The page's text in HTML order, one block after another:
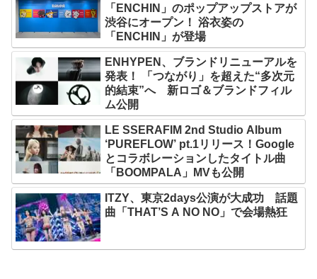
「ENCHIN」のポップアップストアが
渋谷にオープン！ 浴衣姿の
「ENCHIN」が登場
ENHYPEN、ブランドリニューアルを
発表！ 「つながり」を超えた“多次元
的結束”へ 新ロゴ＆ブランドフィル
ム公開
LE SSERAFIM 2nd Studio Album
‘PUREFLOW’ pt.1リリース！Google
とコラボレーションしたタイトル曲
「BOOMPALA」MVも公開
ITZY、東京2days公演が大成功 話題
曲「THAT’S A NO NO」で会場熱狂